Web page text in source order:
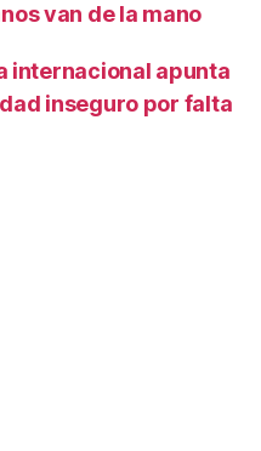
van de la mano
internacional apunta
inseguro por falta